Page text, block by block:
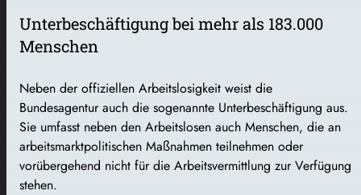
Unterbeschäftigung bei mehr als 183.000
Menschen
Neben der offiziellen Arbeitslosigkeit weist die
Bundesagentur auch die sogenannte Unterbeschäftigung aus.
Sie umfasst neben den Arbeitslosen auch Menschen, die an
arbeitsmarktpolitischen Maßnahmen teilnehmen oder
vorübergehend nicht für die Arbeitsvermittlung zur Verfügung
stehen.